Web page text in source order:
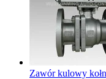
Zawór kulowy